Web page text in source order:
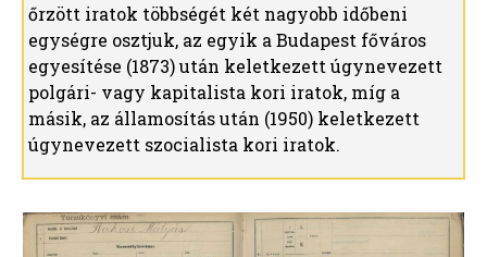
őrzött iratok többségét két nagyobb időbeni
egységre osztjuk, az egyik a Budapest főváros
egyesítése (1873) után keletkezett úgynevezett
polgári- vagy kapitalista kori iratok, míg a
másik, az államosítás után (1950) keletkezett
úgynevezett szocialista kori iratok.